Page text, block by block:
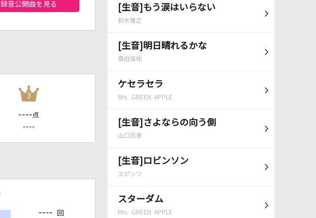
[生音]もう涙はいらない
鈴木雅之
[生音]明日晴れるかな
桑田佳祐
ケセラセラ
Mrs. GREEN APPLE
[生音]さよならの向う側
山口百恵
[生音]ロビンソン
スピッツ
スターダム
Mrs. GREEN APPLE
録音公開曲を見る
3
---- 点
----
---- 回